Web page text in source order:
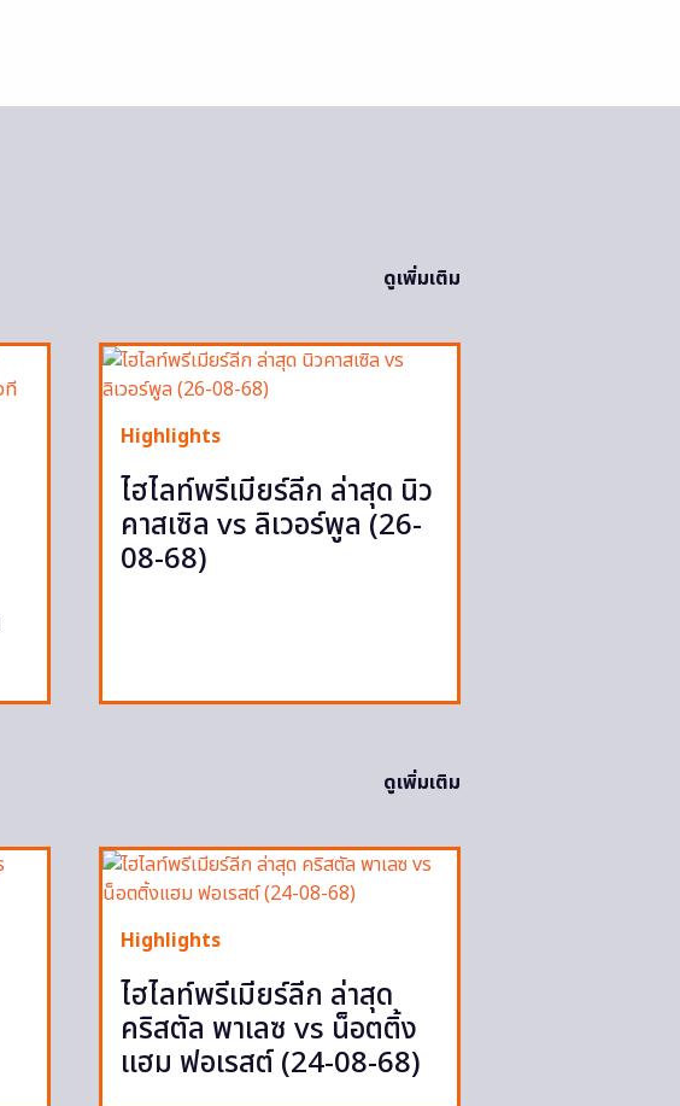
ดูเพิ่มเติม
Highlights
ไฮไลท์พรีเมียร์ลีก ล่าสุด นิว
คาสเซิล vs ลิเวอร์พูล (26-
08-68)
ดูเพิ่มเติม
Highlights
ไฮไลท์พรีเมียร์ลีก ล่าสุด
คริสตัล พาเลซ vs น็อตติ้ง
แฮม ฟอเรสต์ (24-08-68)